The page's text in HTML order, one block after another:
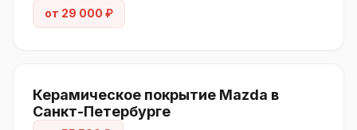
от 29 000 ₽
Керамическое покрытие Mazda в
Санкт-Петербурге